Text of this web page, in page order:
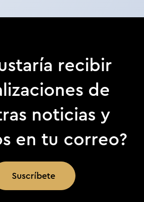
recibir
de
noticias y
en tu correo?
Suscríbete